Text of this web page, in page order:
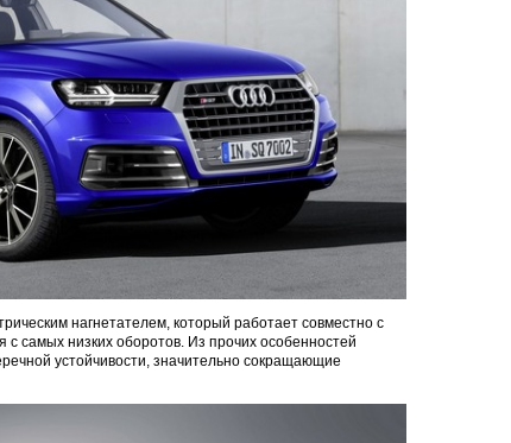
нагнетателем, который работает совместно с
с самых низких оборотов. Из прочих особенностей
устойчивости, значительно сокращающие